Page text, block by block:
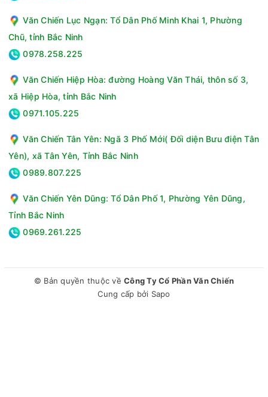
Văn Chiến Lục Ngạn: Tổ Dân Phố Minh Khai 1, Phường
Chũ, tỉnh Bắc Ninh
0978.258.225
Văn Chiến Hiệp Hòa: đường Hoàng Văn Thái, thôn số 3,
xã Hiệp Hòa, tỉnh Bắc Ninh
0971.105.225
Văn Chiến Tân Yên: Ngã 3 Phố Mới( Đối diện Bưu điện Tân
Yên), xã Tân Yên, Tỉnh Bắc Ninh
0989.807.225
Văn Chiến Yên Dũng: Tổ Dân Phố 1, Phường Yên Dũng,
Tỉnh Bắc Ninh
0969.261.225
© Bản quyền thuộc về Công Ty Cổ Phần Văn Chiến
Cung cấp bởi Sapo